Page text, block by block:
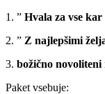
1. ” Hvala za vse
2. ” Z najlepšimi
3. božično
Paket vsebuje: